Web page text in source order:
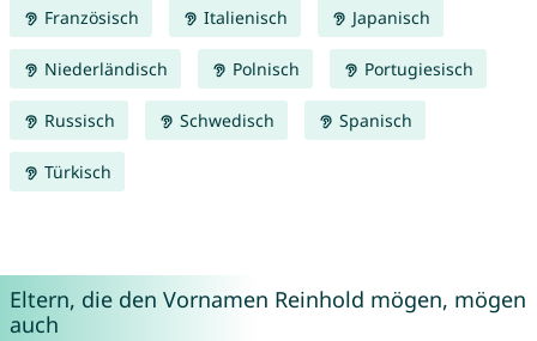
Französisch Italienisch Japanisch
Niederländisch Polnisch Portugiesisch
Russisch Schwedisch Spanisch
Türkisch
Eltern, die den Vornamen Reinhold mögen, mögen
auch